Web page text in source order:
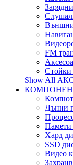
FM
Стойки
Show All
Дънни
Хард
SSD
Видео